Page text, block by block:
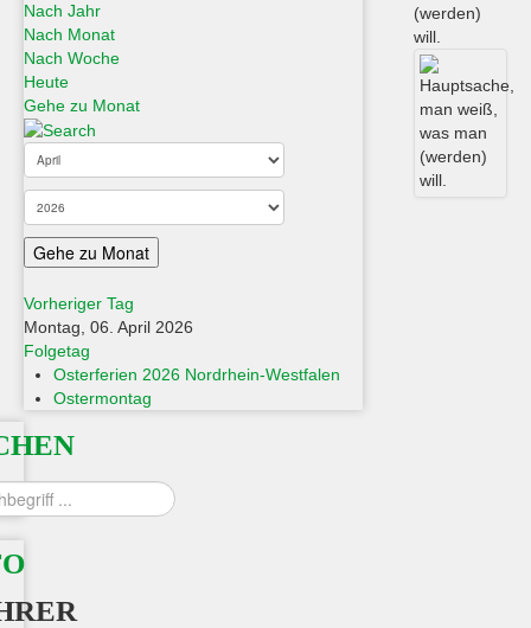
Nach Jahr
Nach Monat
Nach Woche
Heute
Gehe zu Monat
Gehe zu Monat
Vorheriger Tag
Montag, 06. April 2026
Folgetag
Osterferien 2026 Nordrhein-Westfalen
Ostermontag